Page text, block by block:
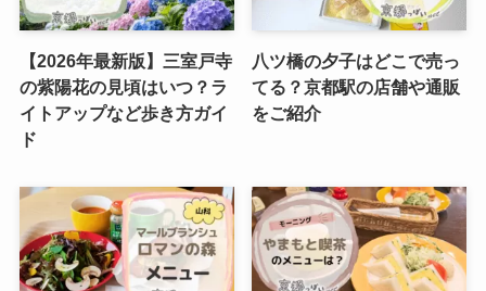
【2026年最新版】三室戸寺
の紫陽花の見頃はいつ？ラ
イトアップなど歩き方ガイ
ド
八ツ橋の夕子はどこで売っ
てる？京都駅の店舗や通販
をご紹介